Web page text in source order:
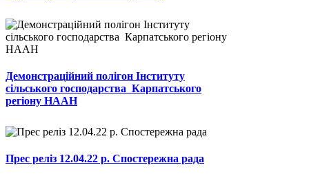
Демонстраційний полігон Інституту
сільського господарства Карпатського
регіону НААН
Прес реліз 12.04.22 р. Спостережна рада